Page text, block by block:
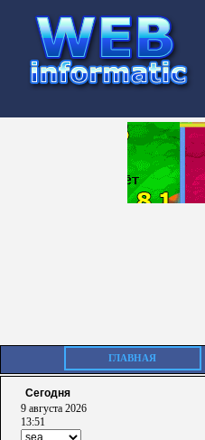
ГЛАВНАЯ
Сегодня
9 августа 2026
13:51